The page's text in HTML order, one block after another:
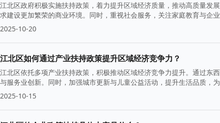
江北区政府积极实施扶持政策，着力提升区域经济质量，推动高质量发
求建设更加繁荣的商业环境。同时，重视社会服务，关注家庭教育与企
2025-10-20
江北区如何通过产业扶持政策提升区域经济竞争力？
江北区依托多项产业扶持政策，积极推动区域经济竞争力提升。通过东
与服务业创新。同时，加强城市更新与儿童公益活动，提升生活品质，
经济潜力和良好的营商环境。
2025-10-15